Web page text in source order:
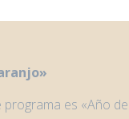
programa es «Año